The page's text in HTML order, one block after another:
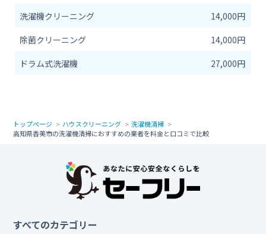
洗濯機クリーニング
14,000円
除菌クリーニング
14,000円
ドラム式洗濯機
27,000円
トップページ ハウスクリーニング
洗濯機清掃
高知県香美市の洗濯機清掃におすすめの業者を料金と口コミで比較
すべてのカテゴリー